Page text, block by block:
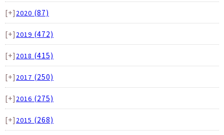
[+] 2020 (87)
[+] 2019 (472)
[+] 2018 (415)
[+] 2017 (250)
[+] 2016 (275)
[+] 2015 (268)